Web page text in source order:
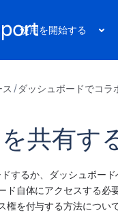
使用を開始する
ス ダッシュボードでコラ
共有す
するか、ダッシュボー
ド自体にアクセスする
を付与する方法について